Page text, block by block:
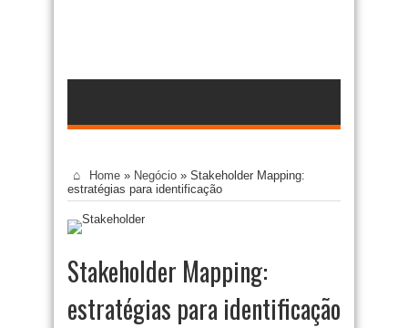
Home » Negócio » Stakeholder Mapping:
estratégias para identificação
Stakeholder Mapping:
estratégias para identificação